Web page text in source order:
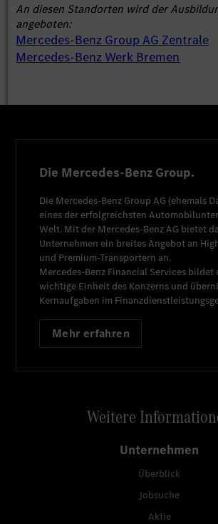
An diesen Standorten wird der
angeboten:
Mercedes-Benz Group AG Zentrale
Mercedes-Benz Werk Bremen
Die Mercedes-Benz Group.
Die Mercedes-Benz Group AG (ehemals
eines der erfolgreichsten
Welt. Mit der Mercedes-Benz AG bietet
Unternehmen ein breites Angebot an
und Premium-Transportern an.
Mercedes-Benz Financial Services bildet
wichtige Einheit des Konzerns und
Kernaufgaben im
Mehr erfahren
Weitere
Unternehmen
Überblick
Jobsuche
Aktie